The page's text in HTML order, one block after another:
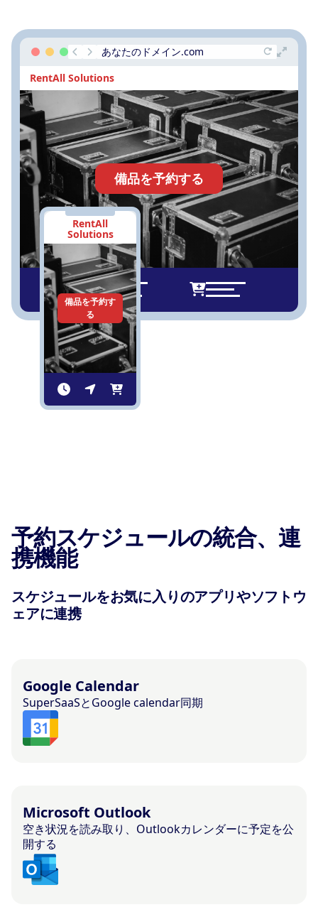
あなたのドメイン.com
RentAll Solutions
備品を予約する
RentAll
Solutions
備品を予約す
る
予約スケジュールの統合、連
携機能
スケジュールをお気に入りのアプリやソフトウ
ェアに連携
Google Calendar
SuperSaaSとGoogle calendar同期
Microsoft Outlook
空き状況を読み取り、Outlookカレンダーに予定を公
開する